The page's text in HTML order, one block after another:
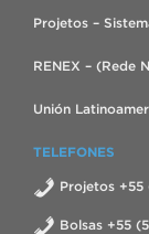
Projetos –
RENEX – (Rede
Unión
TELEFONES
Projetos +55
Bolsas +55